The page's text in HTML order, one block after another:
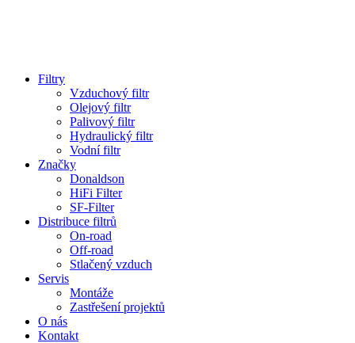
Filtry
Vzduchový filtr
Olejový filtr
Palivový filtr
Hydraulický filtr
Vodní filtr
Značky
Donaldson
HiFi Filter
SF-Filter
Distribuce filtrů
On-road
Off-road
Stlačený vzduch
Servis
Montáže
Zastřešení projektů
O nás
Kontakt